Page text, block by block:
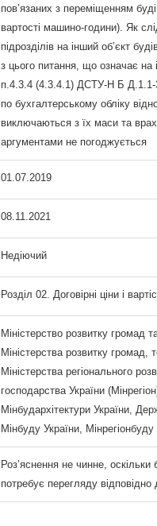
пов’язаних з переміщенням
вартості машино-години). Як
підрозділів на інший об’єкт
з цього питання, що означає на
п.4.3.4 (4.3.4.1) ДСТУ-Н Б Д.1.1-
по бухгалтерському обліку
виключаються з їх маси та
аргументами не погоджується
01.07.2019
08.11.2021
Недіючий
Розділ 02. Договірні ціни і
Міністерство розвитку громад
Міністерства розвитку громад,
Міністерства регіонального
господарства України
Мінбудархітектури України,
Мінбуду України, Мінрегіонбуду
Роз’яснення не чинне,
потребує перегляду